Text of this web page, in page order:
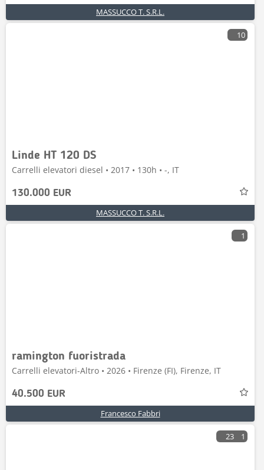
MASSUCCO T. S.R.L.
10
Linde HT 120 DS
Carrelli elevatori diesel • 2017 • 130h • -, IT
130.000 EUR
MASSUCCO T. S.R.L.
1
ramington fuoristrada
Carrelli elevatori-Altro • 2026 • Firenze (FI), Firenze, IT
40.500 EUR
Francesco Fabbri
23 1